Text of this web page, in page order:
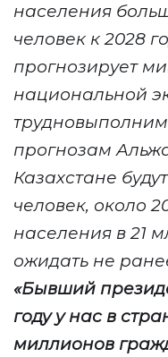
населения
человек к 2028
прогнозирует
национальной
прогнозам
Казахстане
человек, около
населения в 21
ожидать не
«Бывший
году у нас в
миллионов